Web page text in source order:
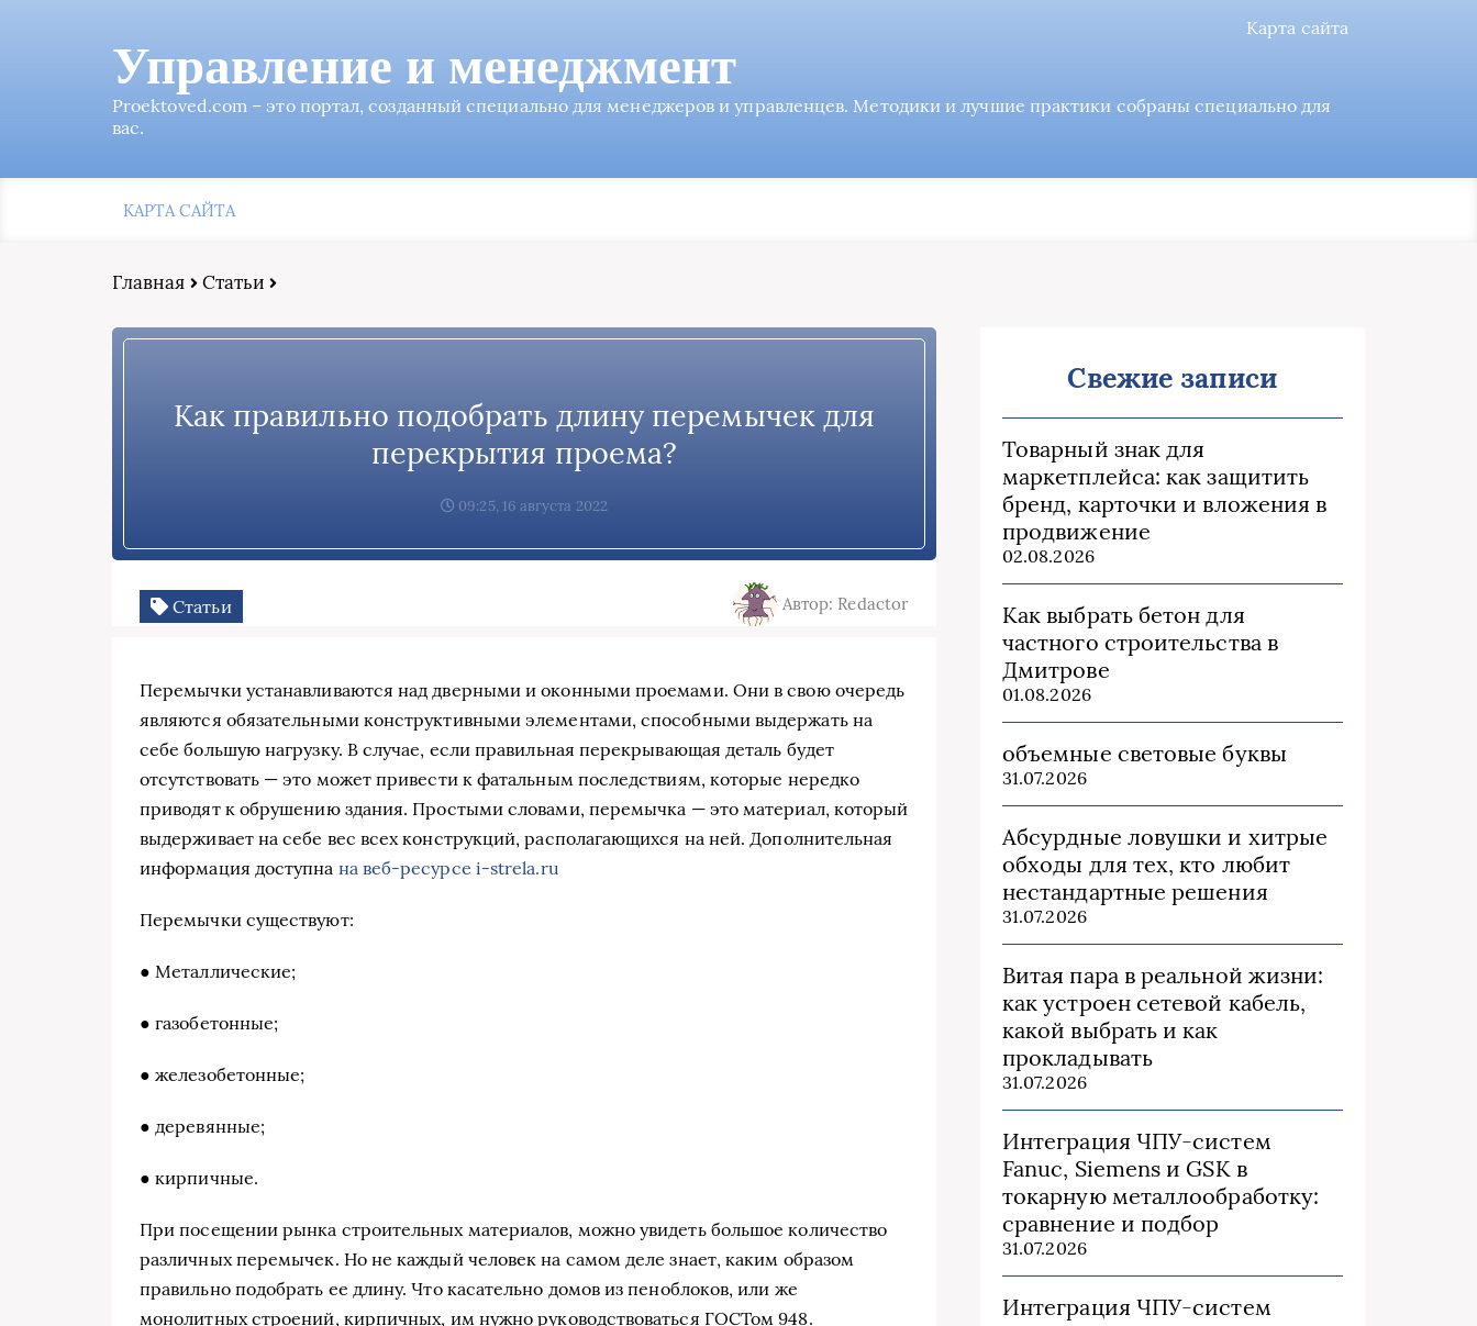
Карта сайта
Управление и менеджмент
Proektoved.com – это портал, созданный специально для менеджеров и управленцев. Методики и лучшие практики собраны специально для
вас.
КАРТА САЙТА
Главная Статьи
Как правильно подобрать длину перемычек для
перекрытия проема?
09:25, 16 августа 2022
Статьи Автор: Redactor
Перемычки устанавливаются над дверными и оконными проемами. Они в свою очередь
являются обязательными конструктивными элементами, способными выдержать на
себе большую нагрузку. В случае, если правильная перекрывающая деталь будет
отсутствовать — это может привести к фатальным последствиям, которые нередко
приводят к обрушению здания. Простыми словами, перемычка — это материал, который
выдерживает на себе вес всех конструкций, располагающихся на ней. Дополнительная
информация доступна на веб-ресурсе i-strela.ru
Перемычки существуют:
● Металлические;
● газобетонные;
● железобетонные;
● деревянные;
● кирпичные.
При посещении рынка строительных материалов, можно увидеть большое количество
различных перемычек. Но не каждый человек на самом деле знает, каким образом
правильно подобрать ее длину. Что касательно домов из пеноблоков, или же
монолитных строений, кирпичных, им нужно руководствоваться ГОСТом 948.
Свежие записи
Товарный знак для
маркетплейса: как защитить
бренд, карточки и вложения в
продвижение
02.08.2026
Как выбрать бетон для
частного строительства в
Дмитрове
01.08.2026
объемные световые буквы
31.07.2026
Абсурдные ловушки и хитрые
обходы для тех, кто любит
нестандартные решения
31.07.2026
Витая пара в реальной жизни:
как устроен сетевой кабель,
какой выбрать и как
прокладывать
31.07.2026
Интеграция ЧПУ-систем
Fanuc, Siemens и GSK в
токарную металлообработку:
сравнение и подбор
31.07.2026
Интеграция ЧПУ-систем